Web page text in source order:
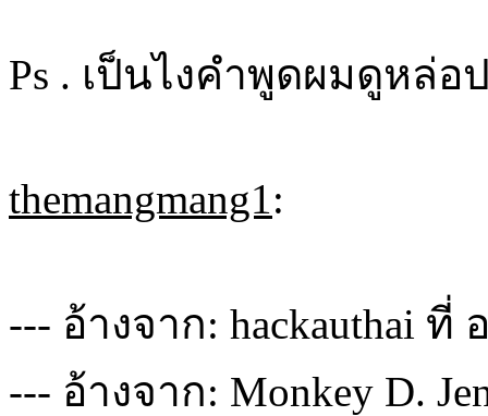
Ps . เป็นไงคำพูดผมดูหล่อ
themangmang1:
--- อ้างจาก: hackauthai ที่
--- อ้างจาก: Monkey D.